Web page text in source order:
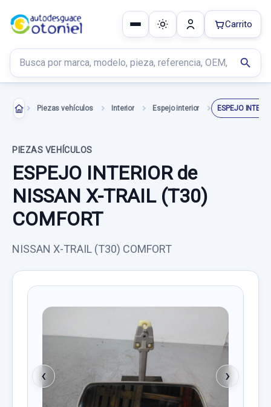
Buscar productos
search
Carrito
Piezas vehículos Interior Espejo interior ESPEJO
PIEZAS VEHÍCULOS
ESPEJO INTERIOR de
NISSAN X-TRAIL (T30)
COMFORT
NISSAN X-TRAIL (T30) COMFORT
‹ ›